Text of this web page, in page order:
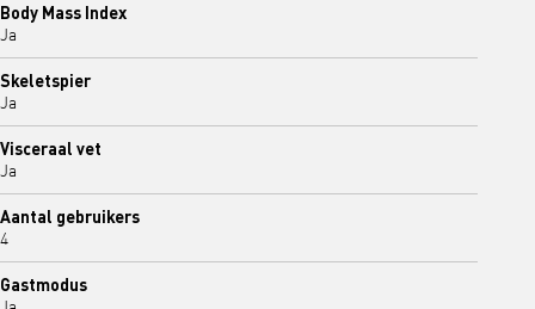
Body Mass Index
Ja
Skeletspier
Ja
Visceraal vet
Ja
Aantal gebruikers
4
Gastmodus